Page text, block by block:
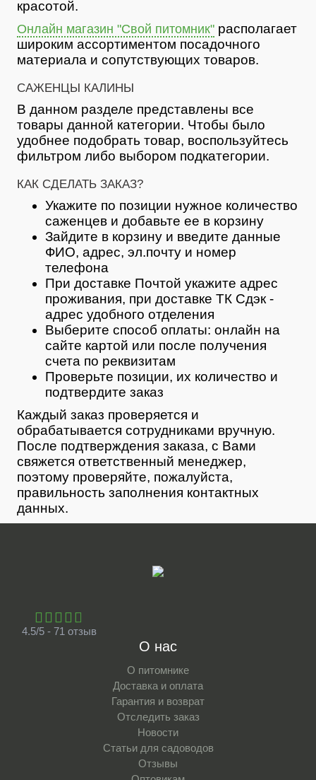
красотой.
Онлайн магазин "Свой питомник" располагает
широким ассортиментом посадочного
материала и сопутствующих товаров.
САЖЕНЦЫ КАЛИНЫ
В данном разделе представлены все
товары данной категории. Чтобы было
удобнее подобрать товар, воспользуйтесь
фильтром либо выбором подкатегории.
КАК СДЕЛАТЬ ЗАКАЗ?
Укажите по позиции нужное количество
саженцев и добавьте ее в корзину
Зайдите в корзину и введите данные
ФИО, адрес, эл.почту и номер
телефона
При доставке Почтой укажите адрес
проживания, при доставке ТК Сдэк -
адрес удобного отделения
Выберите способ оплаты: онлайн на
сайте картой или после получения
счета по реквизитам
Проверьте позиции, их количество и
подтвердите заказ
Каждый заказ проверяется и
обрабатывается сотрудниками вручную.
После подтверждения заказа, с Вами
свяжется ответственный менеджер,
поэтому проверяйте, пожалуйста,
правильность заполнения контактных
данных.
4.5/5 - 71 отзыв
О нас
О питомнике
Доставка и оплата
Гарантия и возврат
Отследить заказ
Новости
Статьи для садоводов
Отзывы